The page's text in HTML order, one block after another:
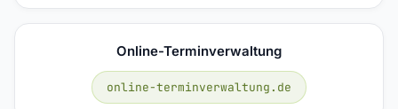
Online-Terminverwaltung
online-terminverwaltung.de